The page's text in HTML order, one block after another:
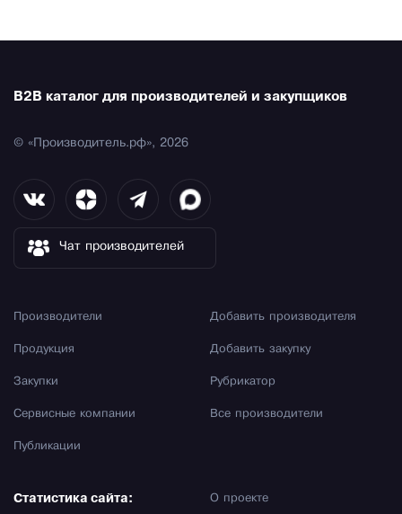
B2B каталог для производителей и закупщиков
© «Производитель.рф», 2026
Чат производителей
Производители
Продукция
Закупки
Сервисные компании
Публикации
Добавить производителя
Добавить закупку
Рубрикатор
Все производители
О проекте
Статистика сайта: